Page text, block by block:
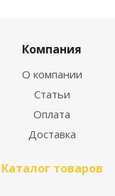
Компания
О компании
Статьи
Оплата
Доставка
Каталог товаров